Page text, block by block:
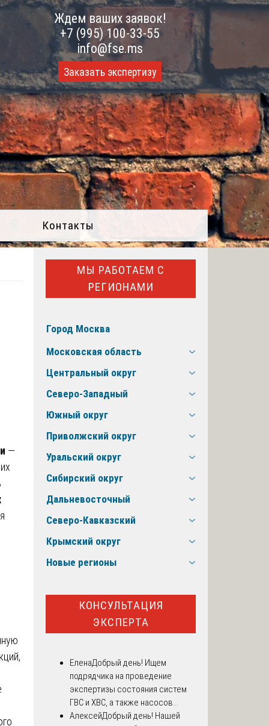
Ждем ваших заявок!
+7 (995) 100-33-55
info@fse.ms
Заказать экспертизу
Контакты
—
МЫ РАБОТАЕМ С
РЕГИОНАМИ
Город Москва
Московская область
Центральный округ
Северо-Западный
Южный округ
Приволжский округ
Уральский округ
Сибирский округ
Дальневосточный
Северо-Кавказский
Крымский округ
Новые регионы
КОНСУЛЬТАЦИЯ
ЭКСПЕРТА
ЕленаДобрый день! Ищем
подрядчика на проведение
экспертизы состояния систем
ГВС и ХВС, а также насосов...
АлексейДобрый день! Нашей